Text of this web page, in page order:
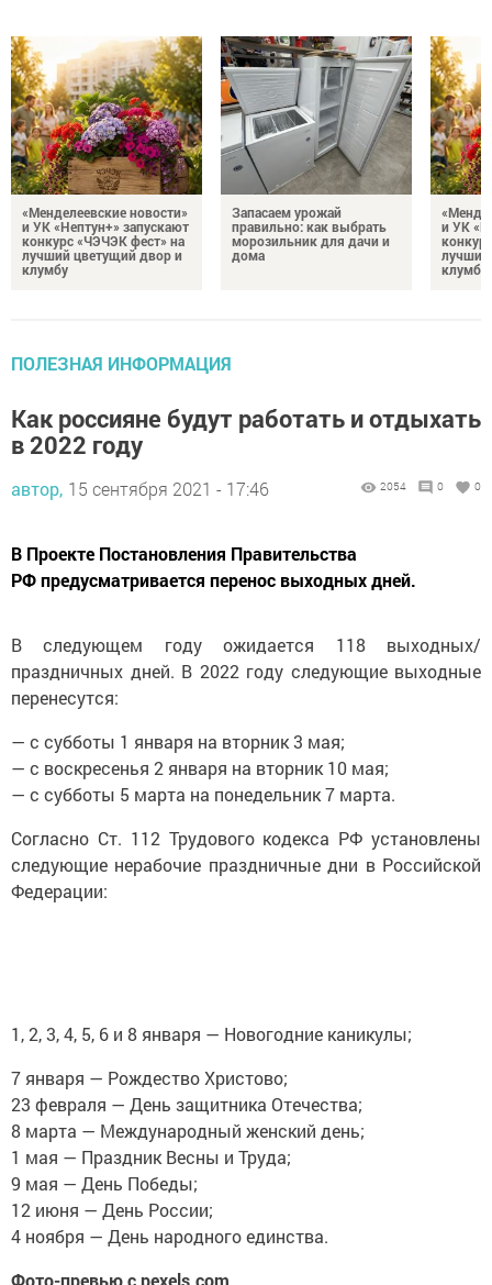
«Менделеевские новости»
и УК «Нептун+» запускают
конкурс «ЧЭЧЭК фест» на
лучший цветущий двор и
клумбу
Запасаем урожай
правильно: как выбрать
морозильник для дачи и
дома
и УК
лучший
клумбу
ПОЛЕЗНАЯ ИНФОРМАЦИЯ
Как россияне будут работать и отдыхать
в 2022 году
автор, 15 сентября 2021 - 17:46 2054 0 0
В Проекте Постановления Правительства
РФ предусматривается перенос выходных дней.
В следующем году ожидается 118 выходных/
праздничных дней. В 2022 году следующие выходные
перенесутся:
— с субботы 1 января на вторник 3 мая;
— с воскресенья 2 января на вторник 10 мая;
— с субботы 5 марта на понедельник 7 марта.
Согласно Ст. 112 Трудового кодекса РФ установлены
следующие нерабочие праздничные дни в Российской
Федерации:
1, 2, 3, 4, 5, 6 и 8 января — Новогодние каникулы;
7 января — Рождество Христово;
23 февраля — День защитника Отечества;
8 марта — Международный женский день;
1 мая — Праздник Весны и Труда;
9 мая — День Победы;
12 июня — День России;
4 ноября — День народного единства.
Фото-превью с pexels.com